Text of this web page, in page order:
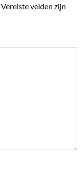
Vereiste velden zijn